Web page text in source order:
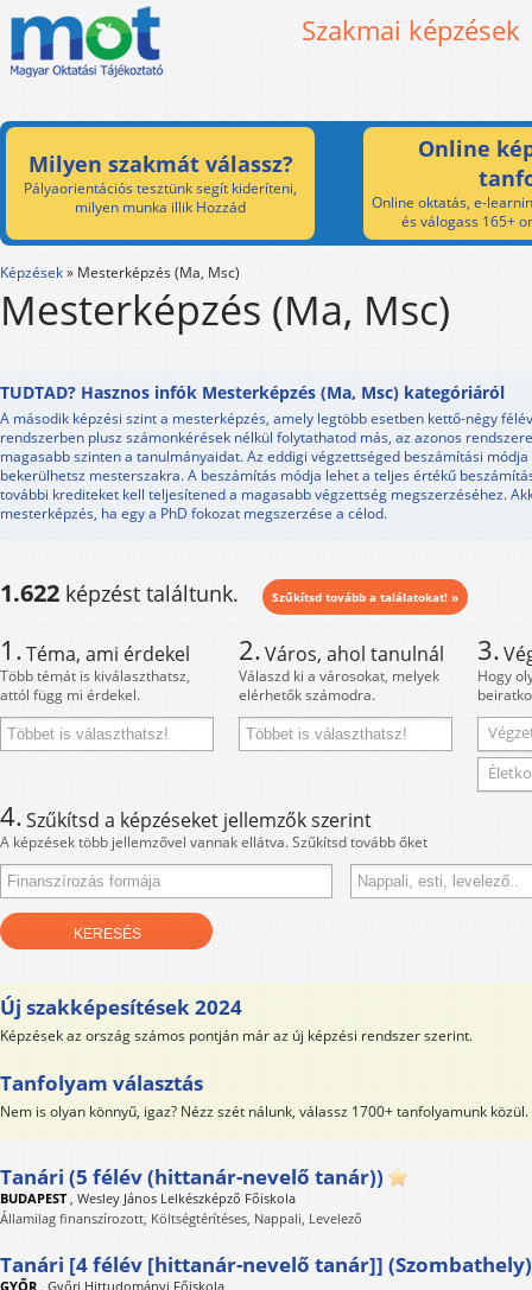
Szakmai képzések
Milyen szakmát válassz?
Pályaorientációs tesztünk segít kideríteni,
milyen munka illik Hozzád
Online
Online oktatás, e-
és válogass 165+
Képzések» Mesterképzés (Ma, Msc)
Mesterképzés (Ma, Msc)
TUDTAD? Hasznos infók Mesterképzés (Ma, Msc) kategóriáról
A második képzési szint a mesterképzés, amely legtöbb esetben kettő-négy
rendszerben plusz számonkérések nélkül folytathatod más, az azonos
magasabb szinten a tanulmányaidat. Az eddigi végzettséged beszámítási
bekerülhetsz mesterszakra. A beszámítás módja lehet a teljes értékű
további krediteket kell teljesítened a magasabb végzettség megszerzéséhez.
mesterképzés, ha egy a PhD fokozat megszerzése a célod.
1.622 képzést találtunk. Szűkítsd tovább a találatokat! »
1.Téma, ami érdekel
Több témát is kiválaszthatsz,
attól függ mi érdekel.
2.Város, ahol tanulnál
Válaszd ki a városokat, melyek
elérhetők számodra.
3.
Hogy
4.Szűkítsd a képzéseket jellemzők szerint
A képzések több jellemzővel vannak ellátva. Szűkítsd tovább őket
Új szakképesítések 2024
Képzések az ország számos pontján már az új képzési rendszer szerint.
Tanfolyam választás
Nem is olyan könnyű, igaz? Nézz szét nálunk, válassz 1700+ tanfolyamunk közül.
Tanári (5 félév (hittanár-nevelő tanár))
BUDAPEST, Wesley János Lelkészképző Főiskola
Államilag finanszírozott, Költségtérítéses, Nappali, Levelező
Tanári [4 félév [hittanár-nevelő tanár]] (Szombathely)
GYŐR , Győri Hittudományi Főiskola